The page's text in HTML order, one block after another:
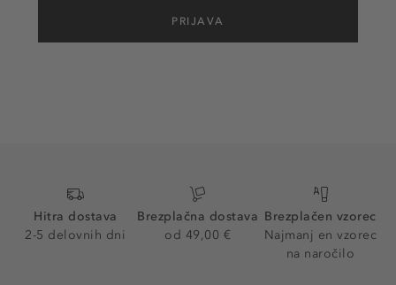
PRIJAVA
Hitra dostava
2-5 delovnih dni
Brezplačna dostava
od 49,00 €
Brezplačen vzorec
Najmanj en vzorec
na naročilo